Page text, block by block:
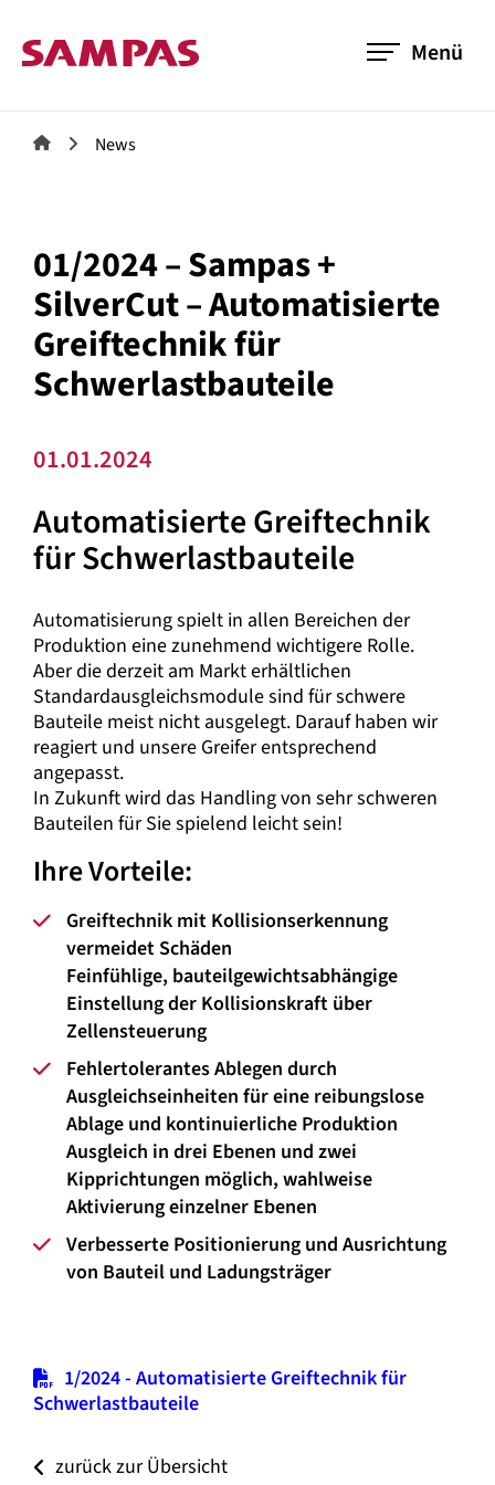
Menü
News
01/2024 – Sampas +
SilverCut – Automatisierte
Greiftechnik für
Schwerlastbauteile
01.01.2024
Automatisierte Greiftechnik
für Schwerlastbauteile
Automatisierung spielt in allen Bereichen der
Produktion eine zunehmend wichtigere Rolle.
Aber die derzeit am Markt erhältlichen
Standardausgleichsmodule sind für schwere
Bauteile meist nicht ausgelegt. Darauf haben wir
reagiert und unsere Greifer entsprechend
angepasst.
In Zukunft wird das Handling von sehr schweren
Bauteilen für Sie spielend leicht sein!
Ihre Vorteile:
Greiftechnik mit Kollisionserkennung
vermeidet Schäden
Feinfühlige, bauteilgewichtsabhängige
Einstellung der Kollisionskraft über
Zellensteuerung
Fehlertolerantes Ablegen durch
Ausgleichseinheiten für eine reibungslose
Ablage und kontinuierliche Produktion
Ausgleich in drei Ebenen und zwei
Kipprichtungen möglich, wahlweise
Aktivierung einzelner Ebenen
Verbesserte Positionierung und Ausrichtung
von Bauteil und Ladungsträger
1/2024 - Automatisierte Greiftechnik für
Schwerlastbauteile
zurück zur Übersicht